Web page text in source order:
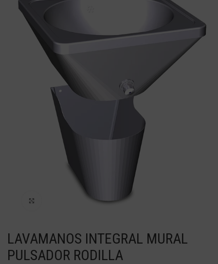
Haga Click para agrandar
LAVAMANOS INTEGRAL MURAL
PULSADOR RODILLA